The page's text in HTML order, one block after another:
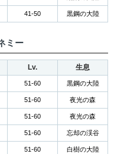
41-50 黒鋼の大陸
ミー
Lv. 生息
51-60 黒鋼の大陸
51-60 夜光の森
51-60 夜光の森
51-60 忘却の渓谷
51-60 白樹の大陸